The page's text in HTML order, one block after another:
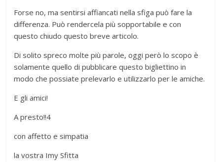
Forse no, ma sentirsi affiancati nella sfiga può fare la
differenza. Può rendercela più sopportabile e con
questo chiudo questo breve articolo.
Di solito spreco molte più parole, oggi però lo scopo è
solamente quello di pubblicare questo bigliettino in
modo che possiate prelevarlo e utilizzarlo per le amiche.
E gli amici!
A presto!!4
con affetto e simpatia
la vostra Imy Sfitta